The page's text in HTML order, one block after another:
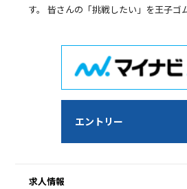
す。
皆さんの「挑戦したい」を王子ゴ
エントリー
求人情報